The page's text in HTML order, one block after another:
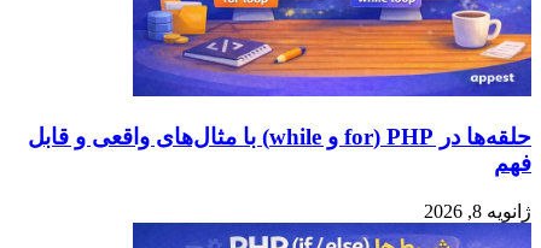
حلقه‌ها در PHP (for و while) با مثال‌های واقعی و قابل
فهم
ژانویه 8, 2026